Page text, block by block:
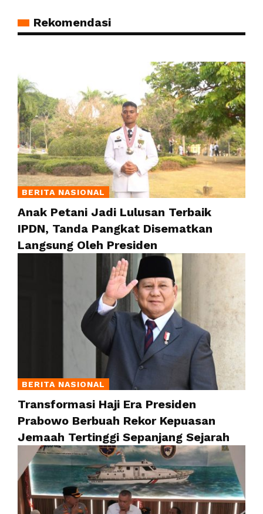
Rekomendasi
BERITA NASIONAL
Anak Petani Jadi Lulusan Terbaik
IPDN, Tanda Pangkat Disematkan
Langsung Oleh Presiden
BERITA NASIONAL
Transformasi Haji Era Presiden
Prabowo Berbuah Rekor Kepuasan
Jemaah Tertinggi Sepanjang Sejarah